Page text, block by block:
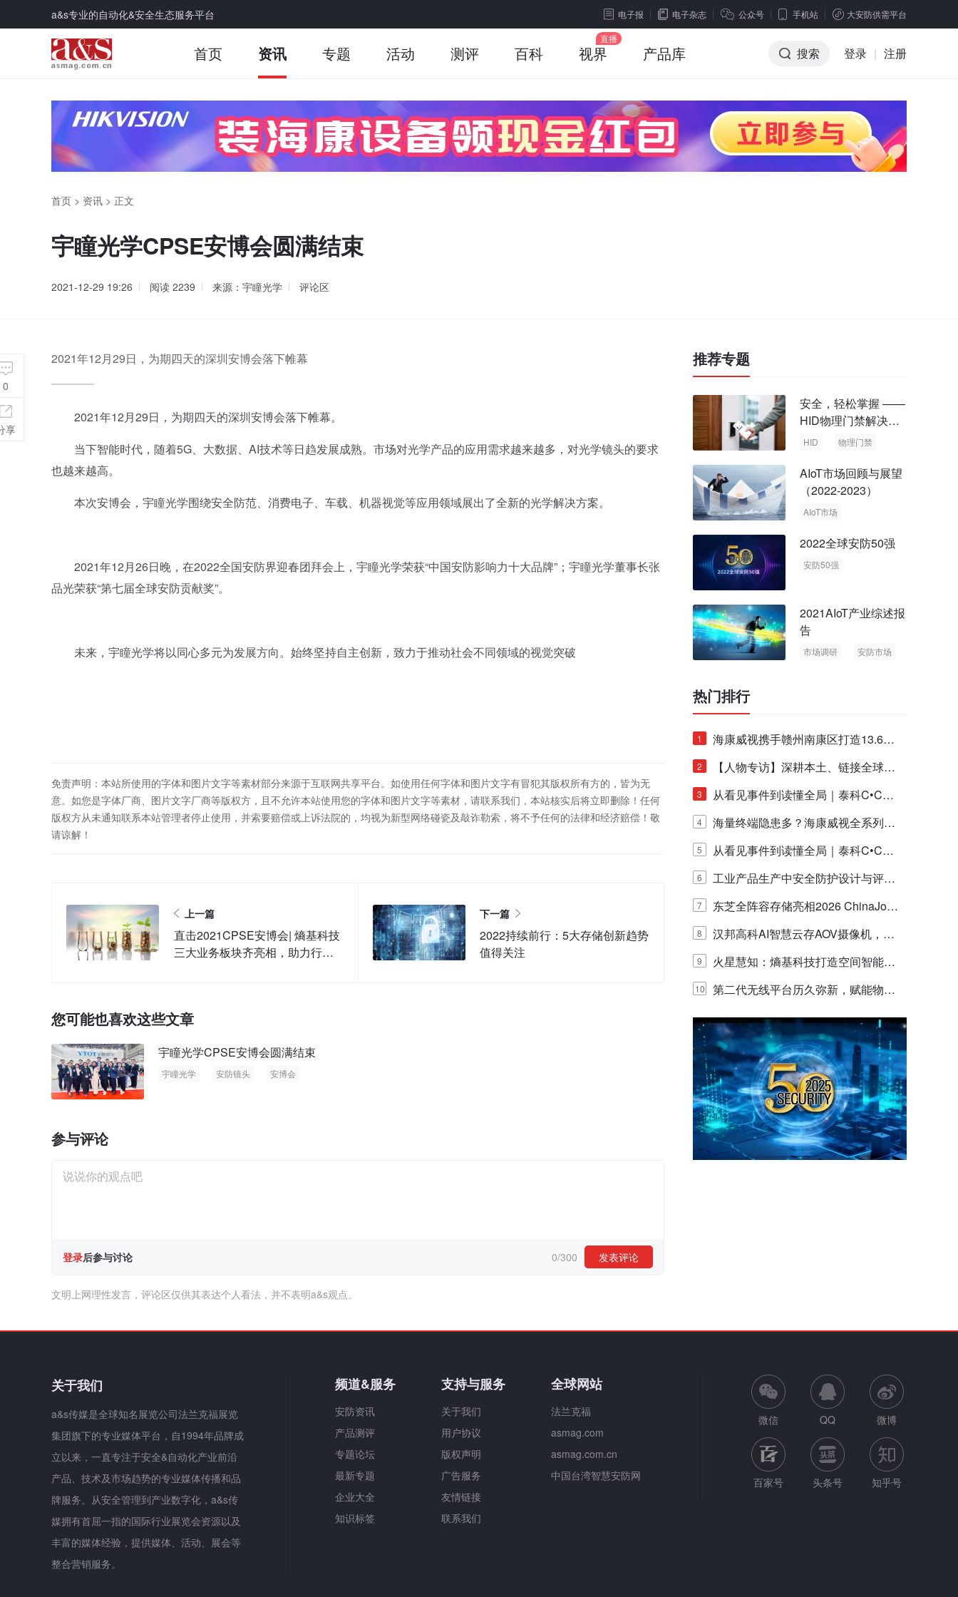
a&s专业的自动化&安全生态服务平台 电子报 电子杂志 公众号 手机站 大安防供需平台
首页 资讯 专题 活动 测评 百科 视界 产品库 搜索 登录 | 注册
首页 > 资讯 > 正文
宇瞳光学CPSE安博会圆满结束
2021-12-29 19:26 阅读 2239 来源：宇瞳光学 评论区
2021年12月29日，为期四天的深圳安博会落下帷幕
2021年12月29日，为期四天的深圳安博会落下帷幕。
当下智能时代，随着5G、大数据、AI技术等日趋发展成熟。市场对光学产品的应用需求越来越多，对光学镜头的要求
也越来越高。
本次安博会，宇瞳光学围绕安全防范、消费电子、车载、机器视觉等应用领域展出了全新的光学解决方案。
2021年12月26日晚，在2022全国安防界迎春团拜会上，宇瞳光学荣获“中国安防影响力十大品牌”；宇瞳光学董事长张
品光荣获“第七届全球安防贡献奖”。
未来，宇瞳光学将以同心多元为发展方向。始终坚持自主创新，致力于推动社会不同领域的视觉突破
免责声明：本站所使用的字体和图片文字等素材部分来源于互联网共享平台。如使用任何字体和图片文字有冒犯其版权所有方的，皆为无
意。如您是字体厂商、图片文字厂商等版权方，且不允许本站使用您的字体和图片文字等素材，请联系我们，本站核实后将立即删除！任何
版权方从未通知联系本站管理者停止使用，并索要赔偿或上诉法院的，均视为新型网络碰瓷及敲诈勒索，将不予任何的法律和经济赔偿！敬
请谅解！
上一篇
直击2021CPSE安博会| 熵基科技
三大业务板块齐亮相，助力行业
下一篇
2022持续前行：5大存储创新趋势
值得关注
您可能也喜欢这些文章
宇瞳光学CPSE安博会圆满结束
宇瞳光学 安防镜头 安博会
参与评论
登录后参与讨论 0/300 发表评论
文明上网理性发言，评论区仅供其表达个人看法，并不表明a&s观点。
0
享
推荐专题
安全，轻松掌握 ——
HID物理门禁解决方
案，启动智慧安全新
HID 物理门禁
AIoT市场回顾与展望
（2022-2023）
AIoT市场
2022全球安防50强
安防50强
2021AIoT产业综述报
告
市场调研
安防市场
热门排行
1
海康威视携手赣州南康区打造13.6公
里绿波网
2
【人物专访】深耕本土、链接全球：
泰科安防设备张宁解码中国安防出海
新范式
3
从看见事件到读懂全局｜泰科C•CUR
E IQ 3.20开启安防运营智能新时代
4
海量终端隐患多？海康威视全系列物
联安全产品，四层守护更放心！
5
从看见事件到读懂全局｜泰科C•CUR
E IQ 3.20开启安防运营智能新时代
6
工业产品生产中安全防护设计与评估
的实践与探讨
7
东芝全阵容存储亮相2026 ChinaJo
y，以海量数据底座赋能“与AI同游”新
体验
8
汉邦高科AI智慧云存AOV摄像机，三
目太阳能多摄球机
9
火星慧知：熵基科技打造空间智能时
代的认知中枢
10
第二代无线平台历久弥新，赋能物联
网创新迭代
关于我们
a&s传媒是全球知名展览公司法兰克福展览
集团旗下的专业媒体平台，自1994年品牌成
立以来，一直专注于安全&自动化产业前沿
产品、技术及市场趋势的专业媒体传播和品
牌服务。从安全管理到产业数字化，a&s传
媒拥有首屈一指的国际行业展览会资源以及
丰富的媒体经验，提供媒体、活动、展会等
整合营销服务。
频道&服务
安防资讯
产品测评
专题论坛
最新专题
企业大全
知识标签
支持与服务
关于我们
用户协议
版权声明
广告服务
友情链接
联系我们
全球网站
法兰克福
asmag.com
asmag.com.cn
中国台湾智慧安防网
微信 QQ 微博
百家号 头条号 知乎号